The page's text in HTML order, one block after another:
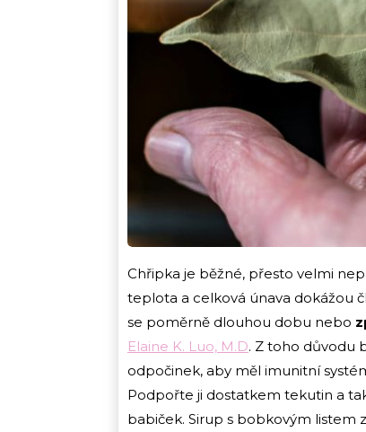
Chřipka je běžné, přesto velmi
teplota a celková únava dokážou
se poměrně dlouhou dobu nebo
Elaine K. Luo, M.D. Z toho důvodu
odpočinek, aby měl imunitní
Podpořte ji dostatkem tekutin a
babiček. Sirup s bobkovým listem